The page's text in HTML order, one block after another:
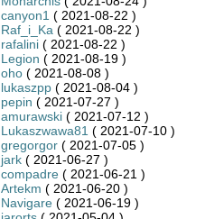
canyon1 ( 2021-08-22 )
Raf_i_Ka ( 2021-08-22 )
rafalini( 2021-08-22 )
Legion ( 2021-08-19 )
oho( 2021-08-08 )
lukaszpp( 2021-08-04 )
pepin ( 2021-07-27 )
amurawski( 2021-07-12 )
Lukaszwawa81 ( 2021-07-10 )
gregorgor( 2021-07-05 )
jark( 2021-06-27 )
compadre( 2021-06-21 )
Artekm ( 2021-06-20 )
Navigare( 2021-06-19 )